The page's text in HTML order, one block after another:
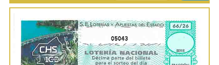
05043